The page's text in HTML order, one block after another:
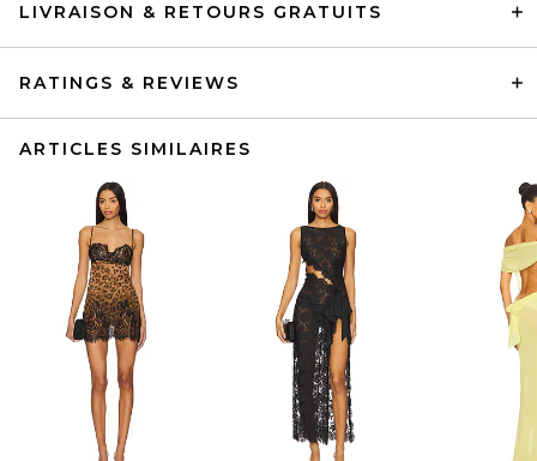
LIVRAISON & RETOURS GRATUITS
RATINGS & REVIEWS
ARTICLES SIMILAIRES